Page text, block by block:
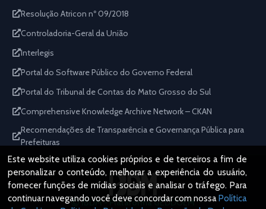
Resolução Atricon nº 09/2018
Controladoria-Geral da União
Interlegis
Portal do Software Público do Governo Federal
Portal do Tribunal de Contas do Mato Grosso do Sul
Comprehensive Knowledge Archive Network – CKAN
Recomendações de Transparência e Governança Pública para
Prefeituras
IBDM - Plataforma GEDDOEM
Este website utiliza cookies próprios e de terceiros a fim de
personalizar o conteúdo, melhorar a experiência do usuário,
fornecer funções de mídias sociais e analisar o tráfego. Para
continuar navegando você deve concordar com nossaPolítica